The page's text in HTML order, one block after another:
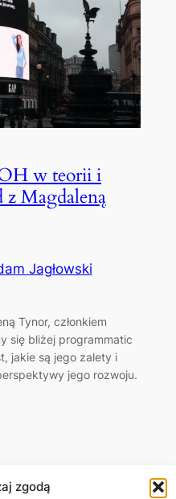
zgodą
w teorii i
Magdaleną
Jagłowski
Tynor, członkiem
się bliżej programmatic
jakie są jego zalety i
jego rozwoju.